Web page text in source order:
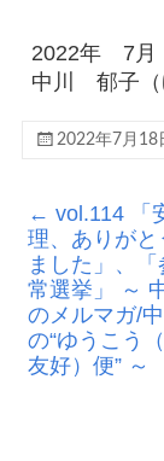
2022年 7
中川 郁子（
2022年7月18
← vol.114 「
理、ありがと
ました」、
常選挙」 ～
のメルマガ/
の“ゆうこう
友好）便” ～